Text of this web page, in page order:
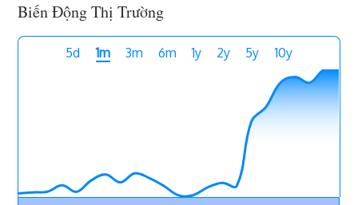
Biến Động Thị Trường
5d 1m 3m 6m 1y 2y 5y 10y